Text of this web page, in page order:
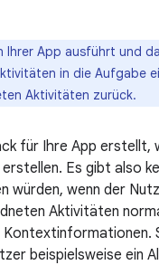
Ihrer App ausführt und
in die Aufgabe
Aktivitäten zurück.
für Ihre App erstellt,
Es gibt also
wenn der
Aktivitäten
beispielsweise ein